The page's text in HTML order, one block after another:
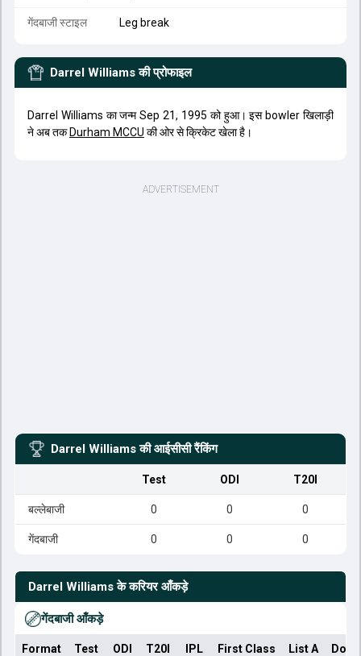
गेंदबाजी स्टाइल Leg break
Darrel Williams की प्रोफाइल
Darrel Williams का जन्म Sep 21, 1995 को हुआ। इस bowler खिलाड़ी
ने अब तक Durham MCCU की ओर से क्रिकेट खेला है।
Darrel Williams की आईसीसी रैंकिंग
Test ODI T20I
बल्लेबाजी 0 0 0
गेंदबाजी 0 0 0
Darrel Williams के करियर आँकड़े
गेंदबाजी आँकड़े
Format Test ODI T20I IPL First Class List A